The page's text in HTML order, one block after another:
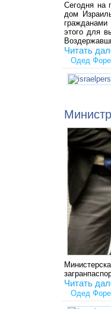
Сегодня на
дом
этого для
Читать
Одед
Читать
Одед